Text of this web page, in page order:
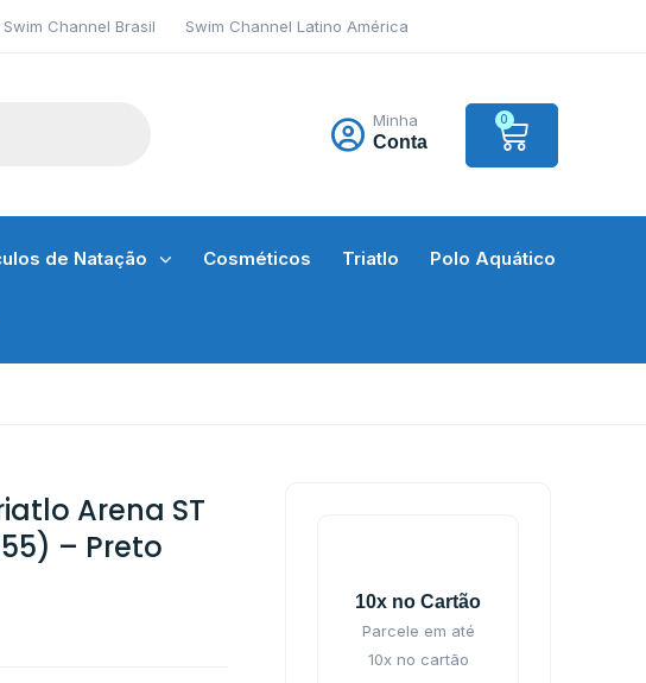
Swim Channel Brasil Swim Channel Latino América
Minha
Conta
0
de Natação Cosméticos Triatlo Polo Aquático
Arena ST
– Preto
10x no Cartão
Parcele em até
10x no cartão